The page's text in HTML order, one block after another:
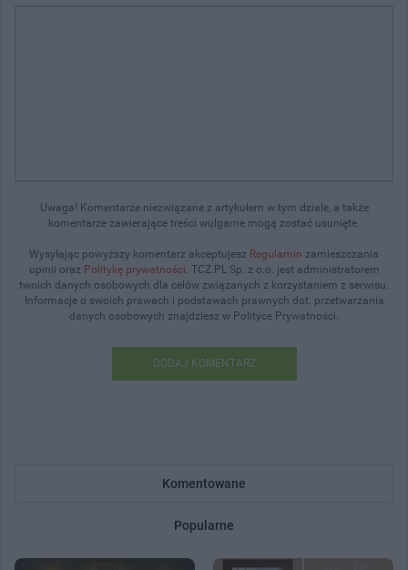
Uwaga! Komentarze niezwiązane z artykułem w tym dziale, a także
komentarze zawierające treści wulgarne mogą zostać usunięte.
Wysyłając powyższy komentarz akceptujesz Regulamin zamieszczania
opinii oraz Politykę prywatności. TCZ.PL Sp. z o.o. jest administratorem
twoich danych osobowych dla celów związanych z korzystaniem z serwisu.
Informacje o swoich prawach i podstawach prawnych dot. przetwarzania
danych osobowych znajdziesz w Polityce Prywatności.
DODAJ KOMENTARZ
Komentowane
Popularne